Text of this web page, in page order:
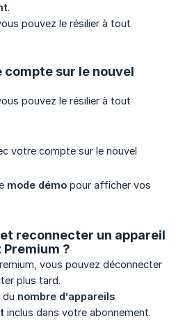
.
pouvez le résilier à tout
sur le nouvel
pouvez le résilier à tout
votre compte sur le nouvel
mode démo pour afficher vos
reconnecter un appareil
?
vous pouvez déconnecter
plus tard.
du nombre d’appareils
inclus dans votre abonnement.